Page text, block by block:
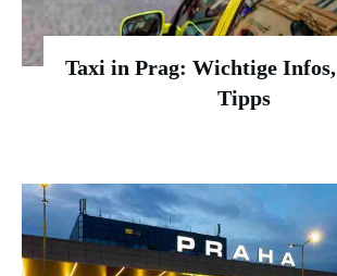
Taxi in Prag: Wichtige
Tipps